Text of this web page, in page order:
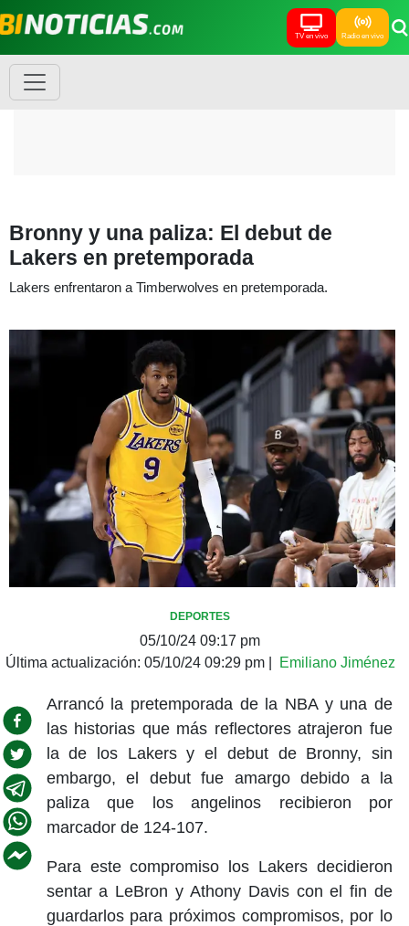
TV en vivo Radio en vivo
Bronny y una paliza: El debut de
Lakers en pretemporada
Lakers enfrentaron a Timberwolves en pretemporada.
DEPORTES
05/10/24 09:17 pm
Última actualización: 05/10/24 09:29 pm| Emiliano Jiménez
Arrancó la pretemporada de la NBA y una de
las historias que más reflectores atrajeron fue
la de los Lakers y el debut de Bronny, sin
embargo, el debut fue amargo debido a la
paliza que los angelinos recibieron por
marcador de 124-107.
Para este compromiso los Lakers decidieron
sentar a LeBron y Athony Davis con el fin de
guardarlos para próximos compromisos, por lo